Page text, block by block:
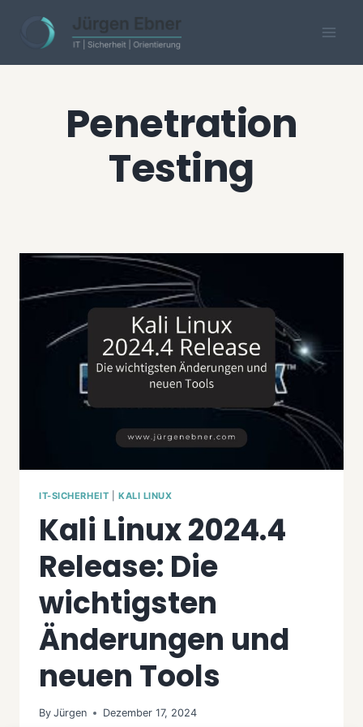
content
Penetration
Testing
IT-SICHERHEIT KALI LINUX
Kali Linux 2024.4
Release: Die
wichtigsten
Änderungen und
neuen Tools
By Jürgen Dezember 17, 2024